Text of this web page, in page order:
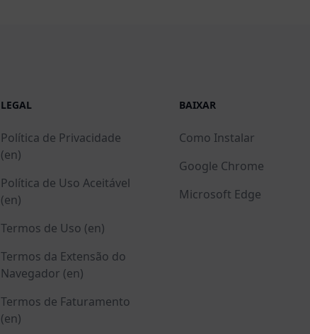
LEGAL
Política de Privacidade
(en)
Política de Uso Aceitável
(en)
Termos de Uso (en)
Termos da Extensão do
Navegador (en)
Termos de Faturamento
(en)
BAIXAR
Como Instalar
Google Chrome
Microsoft Edge